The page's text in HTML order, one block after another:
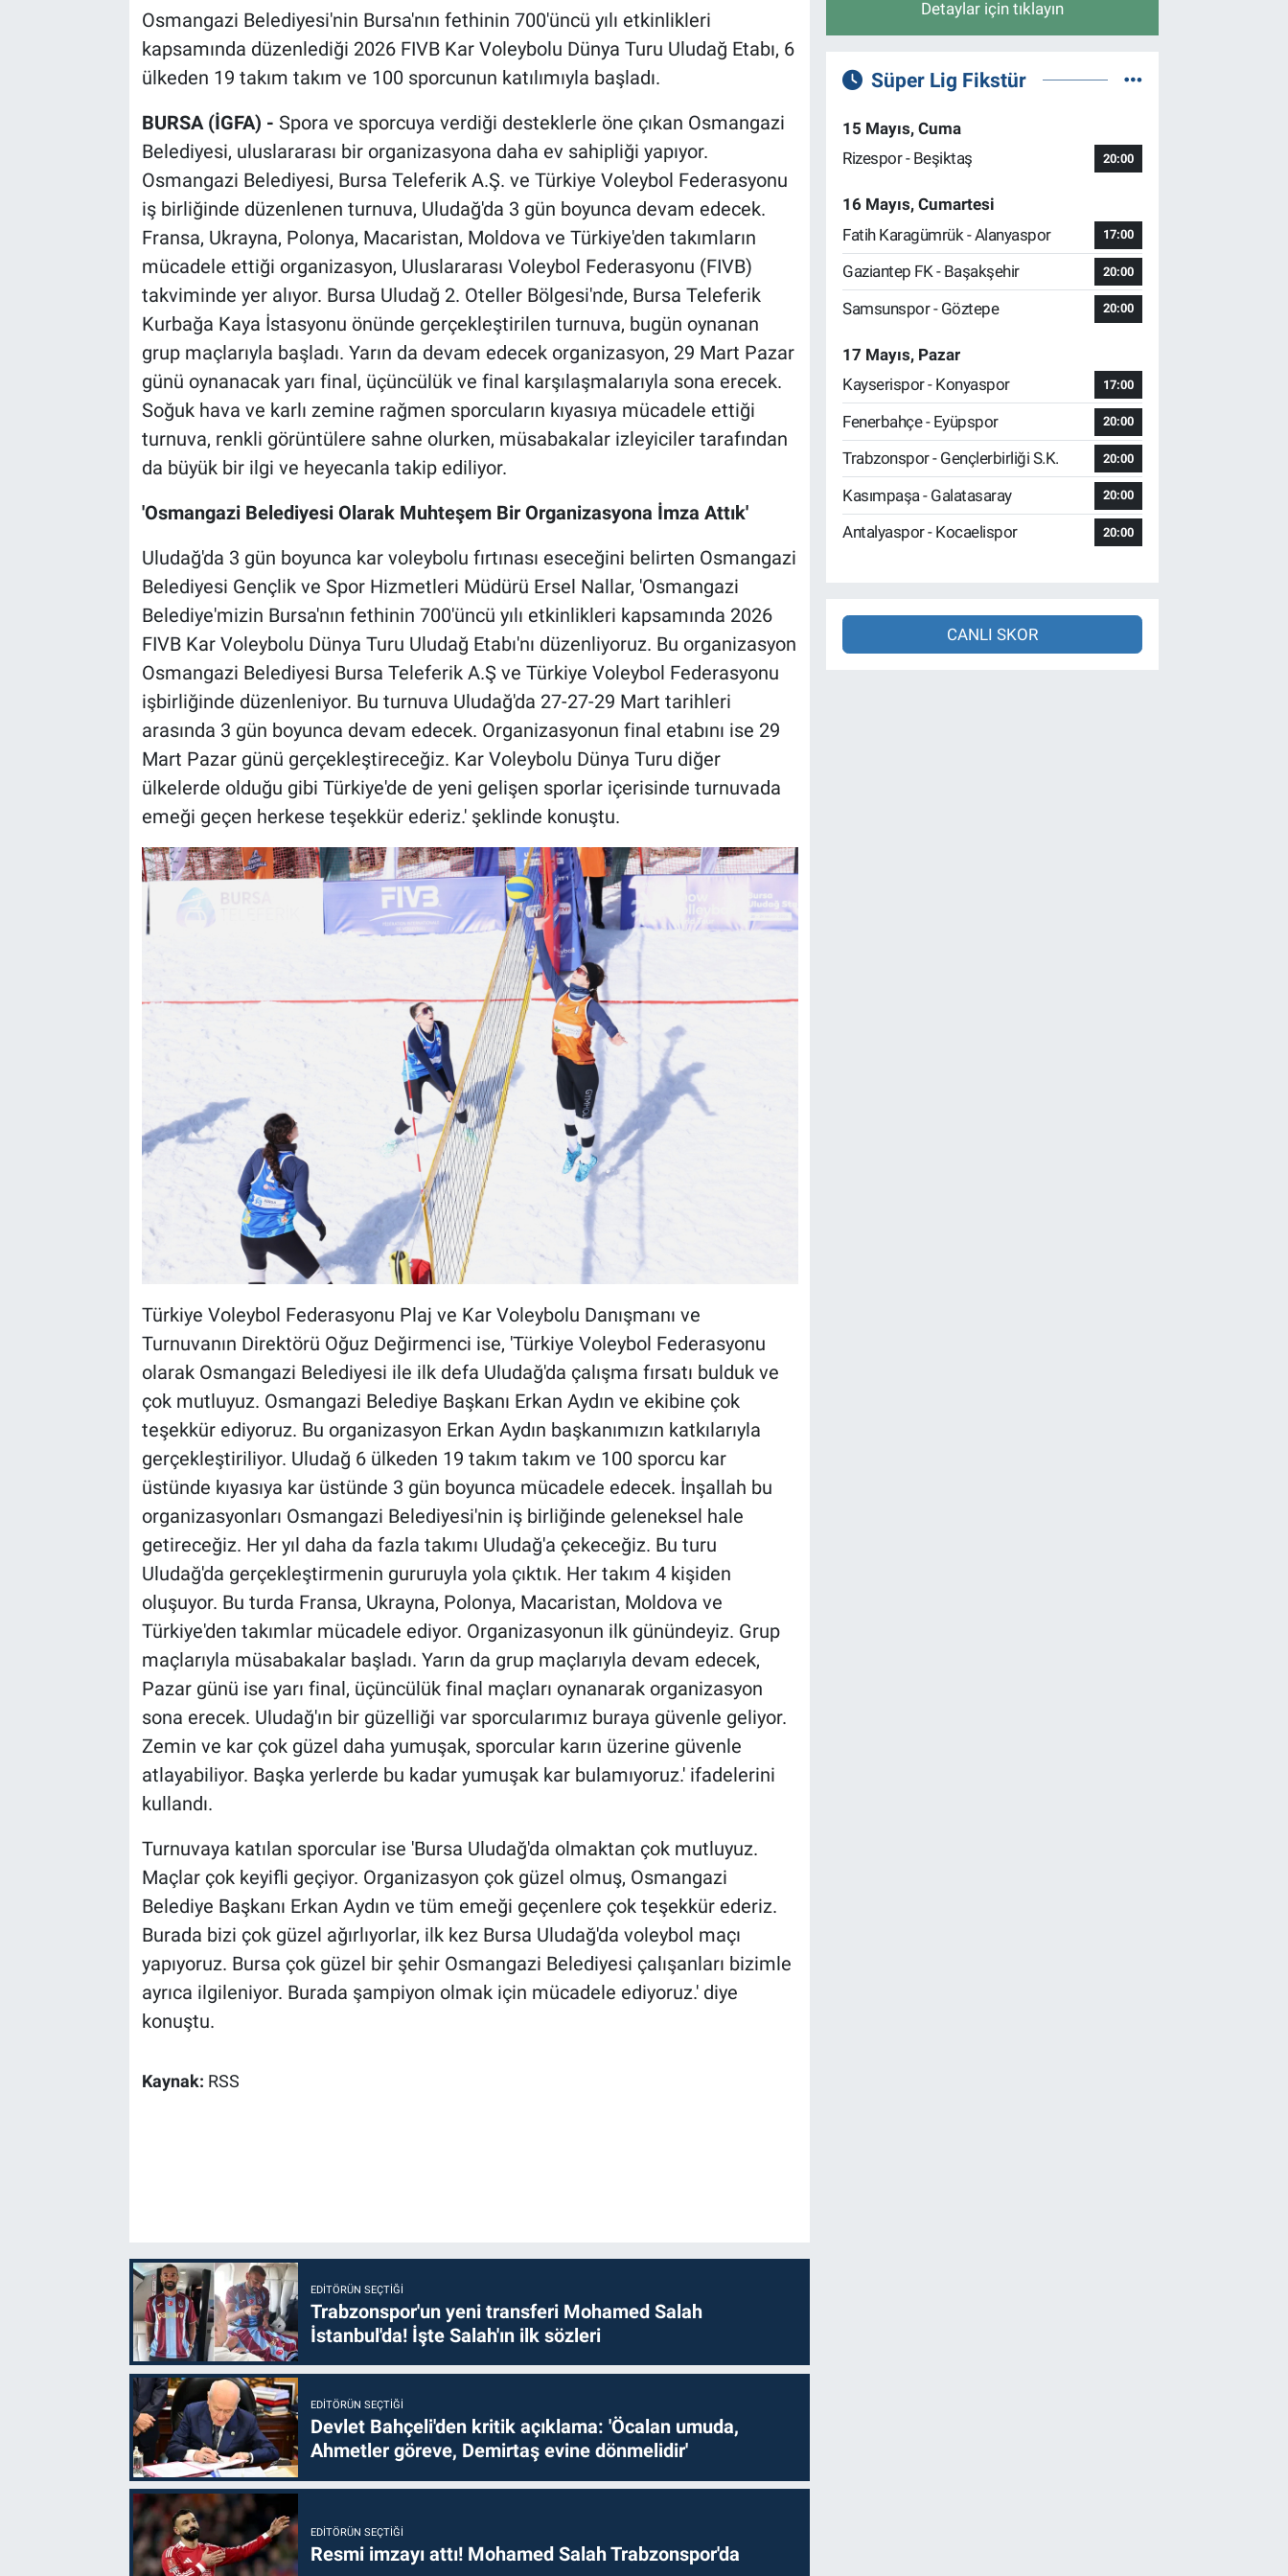
Osmangazi Belediyesi'nin Bursa'nın fethinin 700'üncü yılı etkinlikleri
kapsamında düzenlediği 2026 FIVB Kar Voleybolu Dünya Turu Uludağ Etabı, 6
ülkeden 19 takım takım ve 100 sporcunun katılımıyla başladı.
BURSA (İGFA) - Spora ve sporcuya verdiği desteklerle öne çıkan Osmangazi
Belediyesi, uluslararası bir organizasyona daha ev sahipliği yapıyor.
Osmangazi Belediyesi, Bursa Teleferik A.Ş. ve Türkiye Voleybol Federasyonu
iş birliğinde düzenlenen turnuva, Uludağ'da 3 gün boyunca devam edecek.
Fransa, Ukrayna, Polonya, Macaristan, Moldova ve Türkiye'den takımların
mücadele ettiği organizasyon, Uluslararası Voleybol Federasyonu (FIVB)
takviminde yer alıyor. Bursa Uludağ 2. Oteller Bölgesi'nde, Bursa Teleferik
Kurbağa Kaya İstasyonu önünde gerçekleştirilen turnuva, bugün oynanan
grup maçlarıyla başladı. Yarın da devam edecek organizasyon, 29 Mart Pazar
günü oynanacak yarı final, üçüncülük ve final karşılaşmalarıyla sona erecek.
Soğuk hava ve karlı zemine rağmen sporcuların kıyasıya mücadele ettiği
turnuva, renkli görüntülere sahne olurken, müsabakalar izleyiciler tarafından
da büyük bir ilgi ve heyecanla takip ediliyor.
'Osmangazi Belediyesi Olarak Muhteşem Bir Organizasyona İmza Attık'
Uludağ'da 3 gün boyunca kar voleybolu fırtınası eseceğini belirten Osmangazi
Belediyesi Gençlik ve Spor Hizmetleri Müdürü Ersel Nallar, 'Osmangazi
Belediye'mizin Bursa'nın fethinin 700'üncü yılı etkinlikleri kapsamında 2026
FIVB Kar Voleybolu Dünya Turu Uludağ Etabı'nı düzenliyoruz. Bu organizasyon
Osmangazi Belediyesi Bursa Teleferik A.Ş ve Türkiye Voleybol Federasyonu
işbirliğinde düzenleniyor. Bu turnuva Uludağ'da 27-27-29 Mart tarihleri
arasında 3 gün boyunca devam edecek. Organizasyonun final etabını ise 29
Mart Pazar günü gerçekleştireceğiz. Kar Voleybolu Dünya Turu diğer
ülkelerde olduğu gibi Türkiye'de de yeni gelişen sporlar içerisinde turnuvada
emeği geçen herkese teşekkür ederiz.' şeklinde konuştu.
Türkiye Voleybol Federasyonu Plaj ve Kar Voleybolu Danışmanı ve
Turnuvanın Direktörü Oğuz Değirmenci ise, 'Türkiye Voleybol Federasyonu
olarak Osmangazi Belediyesi ile ilk defa Uludağ'da çalışma fırsatı bulduk ve
çok mutluyuz. Osmangazi Belediye Başkanı Erkan Aydın ve ekibine çok
teşekkür ediyoruz. Bu organizasyon Erkan Aydın başkanımızın katkılarıyla
gerçekleştiriliyor. Uludağ 6 ülkeden 19 takım takım ve 100 sporcu kar
üstünde kıyasıya kar üstünde 3 gün boyunca mücadele edecek. İnşallah bu
organizasyonları Osmangazi Belediyesi'nin iş birliğinde geleneksel hale
getireceğiz. Her yıl daha da fazla takımı Uludağ'a çekeceğiz. Bu turu
Uludağ'da gerçekleştirmenin gururuyla yola çıktık. Her takım 4 kişiden
oluşuyor. Bu turda Fransa, Ukrayna, Polonya, Macaristan, Moldova ve
Türkiye'den takımlar mücadele ediyor. Organizasyonun ilk günündeyiz. Grup
maçlarıyla müsabakalar başladı. Yarın da grup maçlarıyla devam edecek,
Pazar günü ise yarı final, üçüncülük final maçları oynanarak organizasyon
sona erecek. Uludağ'ın bir güzelliği var sporcularımız buraya güvenle geliyor.
Zemin ve kar çok güzel daha yumuşak, sporcular karın üzerine güvenle
atlayabiliyor. Başka yerlerde bu kadar yumuşak kar bulamıyoruz.' ifadelerini
kullandı.
Turnuvaya katılan sporcular ise 'Bursa Uludağ'da olmaktan çok mutluyuz.
Maçlar çok keyifli geçiyor. Organizasyon çok güzel olmuş, Osmangazi
Belediye Başkanı Erkan Aydın ve tüm emeği geçenlere çok teşekkür ederiz.
Burada bizi çok güzel ağırlıyorlar, ilk kez Bursa Uludağ'da voleybol maçı
yapıyoruz. Bursa çok güzel bir şehir Osmangazi Belediyesi çalışanları bizimle
ayrıca ilgileniyor. Burada şampiyon olmak için mücadele ediyoruz.' diye
konuştu.
Kaynak: RSS
EDITÖRÜN SEÇTIĞI
Trabzonspor'un yeni transferi Mohamed Salah
İstanbul'da! İşte Salah'ın ilk sözleri
EDITÖRÜN SEÇTIĞI
Devlet Bahçeli'den kritik açıklama: 'Öcalan umuda,
Ahmetler göreve, Demirtaş evine dönmelidir'
EDITÖRÜN SEÇTIĞI
Resmi imzayı attı! Mohamed Salah Trabzonspor'da
Detaylar için tıklayın
Süper Lig Fikstür
15 Mayıs, Cuma
Rizespor - Beşiktaş
20:00
16 Mayıs, Cumartesi
Fatih Karagümrük - Alanyaspor
17:00
Gaziantep FK - Başakşehir 20:00
Samsunspor - Göztepe 20:00
17 Mayıs, Pazar
Kayserispor - Konyaspor
17:00
Fenerbahçe - Eyüpspor 20:00
Trabzonspor - Gençlerbirliği S.K. 20:00
Kasımpaşa - Galatasaray 20:00
Antalyaspor - Kocaelispor 20:00
CANLI SKOR